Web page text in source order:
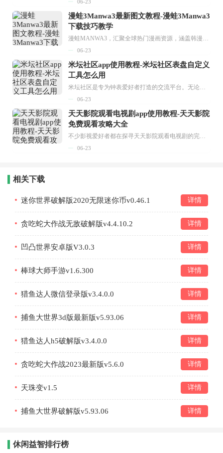
06-23
漫蛙3Manwa3最新图文教程-漫蛙3Manwa3
下载技巧教学
漫蛙MANWA3，汇聚全球热门漫画资源，涵盖韩漫、欧美漫画、国漫等多种类型，题材丰富多样，全方位满足用户阅读喜好。它不仅是阅读平台，更是创作平台，为广大用户打造零门槛创作环境。...
06-23
米坛社区app使用教程-米坛社区表盘自定义
工具怎么用
米坛社区是专为钟表爱好者打造的交流平台。无论你是初涉钟表领域的普通爱好者，还是拥有多年收藏经验的资深玩家，都能在此找到属于自己的天地。 无需注册，就能轻松参与其中。通过专业的讨论论坛与丰富的交互功能，你可与世界各地的钟表爱好者畅快交流。若你钟情于钟表，米坛社区无疑是值得一试的理想之选。在这里，你能获取最新的手表资讯，交流见解，提升鉴赏品味，让每一块手表都成为收藏故事中重要的一部分。感兴趣的朋友，不要错过下载机会。...
06-23
天天影院观看电视剧app使用教程-天天影院
免费观看攻略大全
不少影视爱好者都在探寻天天影院观看电视剧的完整方法，结合最新平台使用规则，本篇新手入门攻略全面讲解观看渠道、检索流程、播放设置以及画面模式调整等实用内容。全文适配手机、电脑等主流设备，步骤简洁易懂，无论是初次使用的新手，还是想要优化观影体验的用户，都能参照内容快速上手，熟练掌握平台各项操作技巧，轻松畅享影视内容。...
06-23
相关下载
迷你世界破解版2020无限迷你币v0.46.1 详情
贪吃蛇大作战无敌破解版v4.4.10.2 详情
凹凸世界安卓版V3.0.3 详情
棒球大师手游v1.6.300 详情
猎鱼达人微信登录版v3.4.0.0 详情
捕鱼大世界3d版最新版v5.93.06 详情
猎鱼达人h5破解版v3.4.0.0 详情
贪吃蛇大作战2023最新版v5.6.0 详情
天珠变v1.5 详情
捕鱼大世界破解版v5.93.06 详情
休闲益智排行榜